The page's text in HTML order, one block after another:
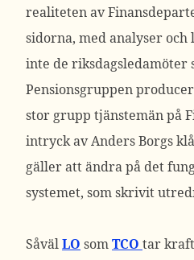
realiteten av
sidorna, med analyser och
inte de riksdagsledamöter
Pensionsgruppen
stor grupp tjänstemän på
intryck av Anders Borgs
gäller att ändra på det
systemet, som skrivit
SåvälLO somTCO tar